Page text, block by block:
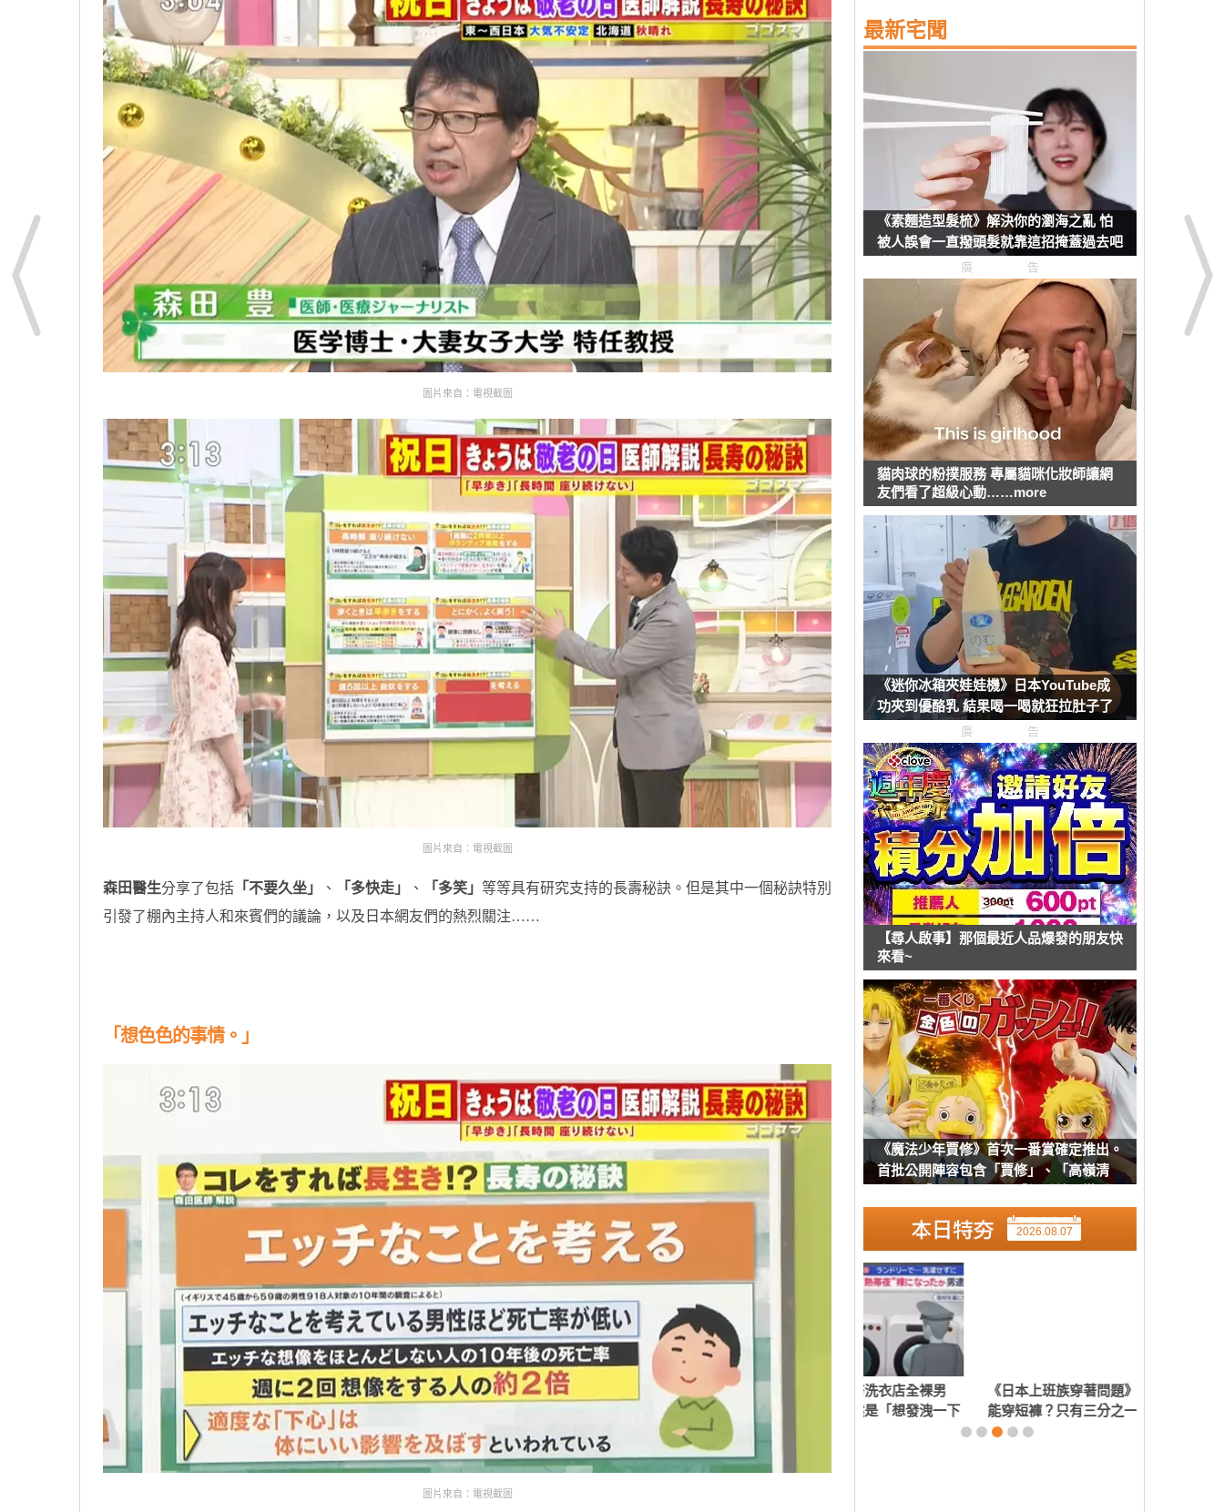
圖片來自：電視截圖
圖片來自：電視截圖
森田醫生分享了包括 「不要久坐」 、 「多快走」 、 「多笑」 等等具有研究支持的長壽秘訣。但是其中一個秘訣特別
引發了棚內主持人和來賓們的議論，以及日本網友們的熱烈關注……
「想色色的事情。」
圖片來自：電視截圖
最新宅聞
《素麵造型髮梳》解決你的瀏海之亂 怕
被人誤會一直撥頭髮就靠這招掩蓋過去吧
廣告
貓肉球的粉撲服務 專屬貓咪化妝師讓網
友們看了超級心動……more
《迷你冰箱夾娃娃機》日本YouTube成
功夾到優酪乳 結果喝一喝就狂拉肚子了
廣告
【尋人啟事】那個最近人品爆發的朋友快
來看~
《魔法少年賈修》首次一番賞確定推出。
首批公開陣容包含「賈修」、「高嶺清
2026.08.07